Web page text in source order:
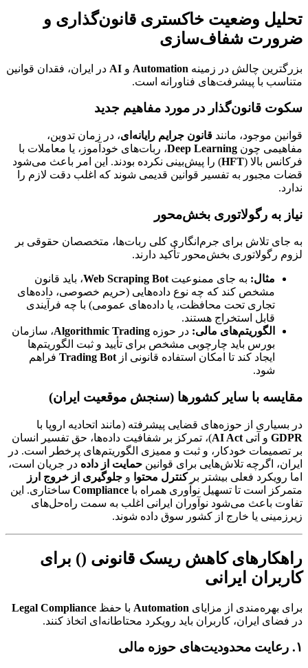
تحلیل وضعیت خاکستری قانون‌گذاری و
ضرورت شفاف‌سازی
بزرگترین چالش در زمینه Automation و AI در ایران، فقدان قوانین
متناسب با پیشرفت‌های فناورانه است.
سکوت قانون‌گذار در مورد مفاهیم جدید
قوانین موجود، مانند قانون جرایم رایانه‌ای، در زمان تدوین،
مفاهیمی چون Deep Learning، ربات‌های خودآموز، یا معاملات با
فرکانس بالا (HFT) را پیش‌بینی نکرده بودند. این امر باعث می‌شود
قضات مجبور به تفسیر قوانین قدیمی شوند که اغلب دقت لازم را
ندارد.
نیاز به رگولاتوری بخش‌محور
به جای تلاش برای جرم‌انگاری کلی ربات‌ها، متخصصان حقوقی بر
لزوم رگولاتوری بخش‌محور تأکید دارند.
مثال: به جای ممنوعیتWeb Scraping Bot، باید قانون
مشخص کند که چه نوع داده‌هایی (حریم خصوصی، داده‌های
تجاری تحت محافظت، یا داده‌های عمومی) با چه فرآیندی
قابل استخراج هستند.
الگوریتم‌های مالی: در حوزه Algorithmic Trading، سازمان
بورس باید چارچوبی مشخص برای تأیید و ثبت الگوریتم‌ها
ایجاد کند تا امکان استفاده قانونی ازTrading Bot فراهم
شود.
مقایسه با سایر کشورها (سنجش موقعیت ایران)
در بسیاری از حوزه‌های قضایی پیشرفته (مانند اتحادیه اروپا با
GDPR و آتی AI Act)، تمرکز بر شفافیت داده‌ها، حق تفسیر انسان
بر تصمیمات خودکار، و ثبت و ممیزی الگوریتم‌های پرخطر است. در
ایران، اگرچه تلاش‌هایی برای قوانین حمایت از داده در جریان است،
اما رویکرد فعلی بیشتر برکنترل محتوا و جلوگیری از خروج ارز
متمرکز است تا تسهیل نوآوری همراه با Compliance ساختاری. این
تفاوت باعث می‌شود نوآوران ایرانی اغلب به سمت راه‌حل‌های
زیرزمینی یا خارج از کشور سوق داده شوند.
راهکارهای کاهش ریسک قانونی () برای
کاربران ایرانی
برای بهره‌مندی از مزایای Automation با حفظ Legal Compliance
در فضای ایران، کاربران باید رویکرد محتاطانه‌ای اتخاذ کنند.
۱. رعایت محدودیت‌های حوزه مالی